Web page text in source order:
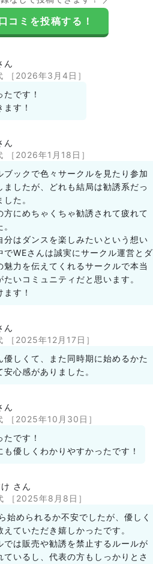
コミを投稿する！
ん
［2026年3月4日］
です！
ます！
ん
［2026年1月18日］
ブックで色々サークルを見たり参加
ましたが、どれも結局は勧誘系だっ
た。
方にめちゃくちゃ勧誘されて疲れて
分はダンスを楽しみたいという想い
でWEさんは誠実にサークル運営とダ
魅力を伝えてくれるサークルで本当
たいコミュニティだと思います。
す！
ん
［2025年12月17日］
優しくて、また同時期に始めるかた
安心感がありました。
ん
［2025年10月30日］
です！
も優しくわかりやすかったです！
さん
［2025年8月8日］
始められるか不安でしたが、優しく
えていただき嬉しかったです。
では販売や勧誘を禁止するルールが
ているし、代表の方もしっかりとさ